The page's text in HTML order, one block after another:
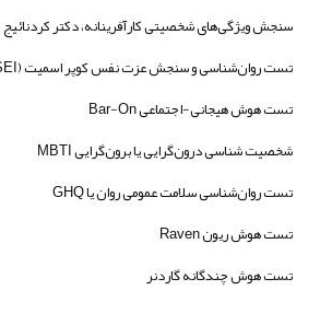
سنجش ویژگی‌های شخصیتی کارآفرینانه، دکتر کردنائیج
تست روان‌شناسی و سنجش عزت نفس کوپر اسمیت (CSEI)
تست هوش هیجانی-اجتماعی Bar-On
شخصیت شناسی درون‌گرایی یا برون‌گرایی MBTI
تست روان‌شناسی سلامت عمومی روان یا GHQ
تست هوش ریون Raven
تست هوش چندگانه گاردنر